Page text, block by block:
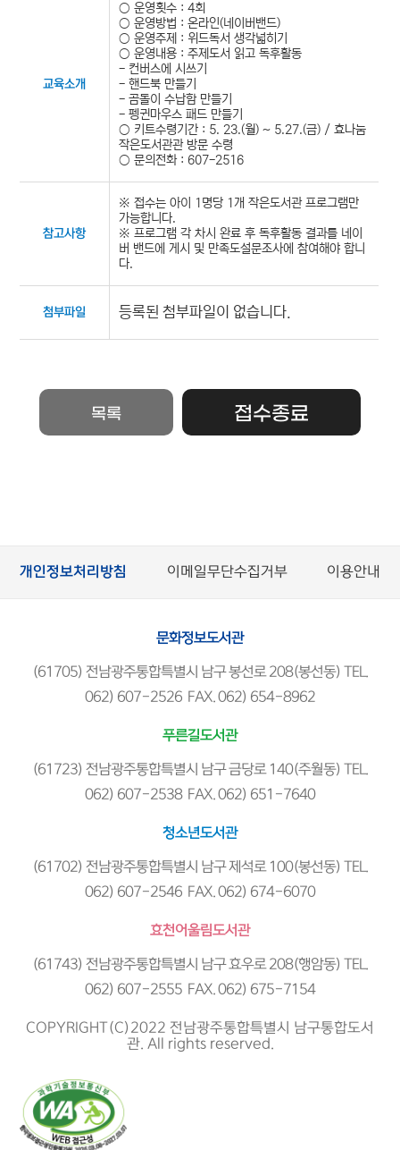
교육소개
○ 운영횟수 : 4회
○ 운영방법 : 온라인(네이버밴드)
○ 운영주제 : 위드독서 생각넓히기
○ 운영내용 : 주제도서 읽고 독후활동
- 컨버스에 시쓰기
- 핸드북 만들기
- 곰돌이 수납함 만들기
- 펭귄마우스 패드 만들기
○ 키트수령기간 : 5. 23.(월) ~ 5.27.(금) / 효나눔
작은도서관관 방문 수령
○ 문의전화 : 607-2516
참고사항
※ 접수는 아이 1명당 1개 작은도서관 프로그램만
가능합니다.
※ 프로그램 각 차시 완료 후 독후활동 결과를 네이
버 밴드에 게시 및 만족도설문조사에 참여해야 합니
다.
첨부파일 등록된 첨부파일이 없습니다.
목록 접수종료
개인정보처리방침 이메일무단수집거부 이용안내
문화정보도서관
(61705) 전남광주통합특별시 남구 봉선로 208(봉선동) TEL.
062) 607-2526 FAX. 062) 654-8962
푸른길도서관
(61723) 전남광주통합특별시 남구 금당로 140(주월동) TEL.
062) 607-2538 FAX. 062) 651-7640
청소년도서관
(61702) 전남광주통합특별시 남구 제석로 100(봉선동) TEL.
062) 607-2546 FAX. 062) 674-6070
효천어울림도서관
(61743) 전남광주통합특별시 남구 효우로 208(행암동) TEL.
062) 607-2555 FAX. 062) 675-7154
COPYRIGHT(C)2022 전남광주통합특별시 남구통합도서
관. All rights reserved.